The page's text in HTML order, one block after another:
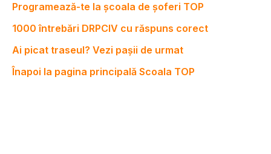
Programează-te la școala de șoferi TOP
1000 întrebări DRPCIV cu răspuns corect
Ai picat traseul? Vezi pașii de urmat
Înapoi la pagina principală Scoala TOP